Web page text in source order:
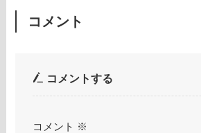
コメント
コメントする
コメント ※